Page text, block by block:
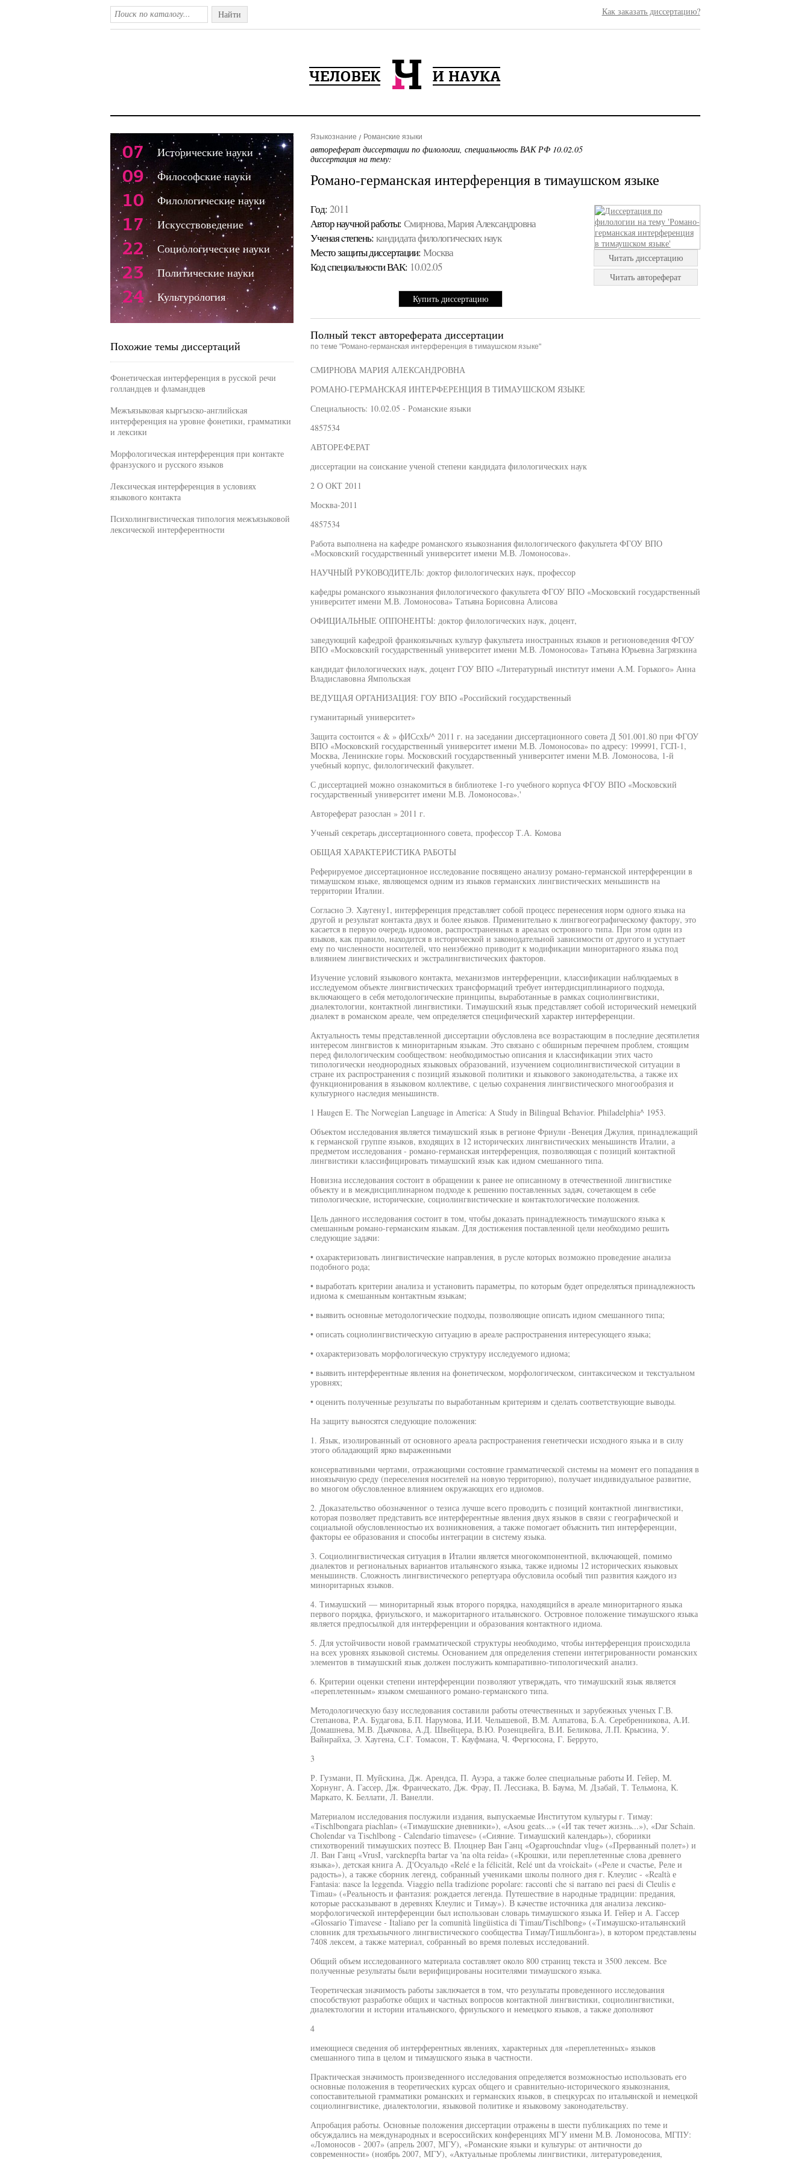
Найти Как заказать диссертацию?
Языкознание Романские языки
автореферат диссертации по филологии, специальность ВАК РФ 10.02.05
диссертация на тему:
Романо-германская интерференция в тимаушском языке
Год: 2011
Автор научной работы: Смирнова, Мария Александровна
Ученая cтепень: кандидата филологических наук
Место защиты диссертации: Москва
Код cпециальности ВАК: 10.02.05
Купить диссертацию
Читать диссертацию
Читать автореферат
Полный текст автореферата диссертации
по теме "Романо-германская интерференция в тимаушском языке"
СМИРНОВА МАРИЯ АЛЕКСАНДРОВНА
РОМАНО-ГЕРМАНСКАЯ ИНТЕРФЕРЕНЦИЯ В ТИМАУШСКОМ ЯЗЫКЕ
Специальность: 10.02.05 - Романские языки
4857534
АВТОРЕФЕРАТ
диссертации на соискание ученой степени кандидата филологических наук
2 О ОКТ 2011
Москва-2011
4857534
Работа выполнена на кафедре романского языкознания филологического факультета ФГОУ ВПО
«Московский государственный университет имени М.В. Ломоносова».
НАУЧНЫЙ РУКОВОДИТЕЛЬ: доктор филологических наук, профессор
кафедры романского языкознания филологического факультета ФГОУ ВПО «Московский государственный
университет имени М.В. Ломоносова» Татьяна Борисовна Алисова
ОФИЦИАЛЬНЫЕ ОППОНЕНТЫ: доктор филологических наук, доцент,
заведующий кафедрой франкоязычных культур факультета иностранных языков и регионоведения ФГОУ
ВПО «Московский государственный университет имени М.В. Ломоносова» Татьяна Юрьевна Загрязкина
кандидат филологических наук, доцент ГОУ ВПО «Литературный институт имени A.M. Горького» Анна
Владиславовна Ямпольская
ВЕДУЩАЯ ОРГАНИЗАЦИЯ: ГОУ ВПО «Российский государственный
гуманитарный университет»
Защита состоится « & » фИСсхЬ/^ 2011 г. на заседании диссертационного совета Д 501.001.80 при ФГОУ
ВПО «Московский государственный университет имени М.В. Ломоносова» по адресу: 199991, ГСП-1,
Москва, Ленинские горы. Московский государственный университет имени М.В. Ломоносова, 1-й
учебный корпус, филологический факультет.
С диссертацией можно ознакомиться в библиотеке 1-го учебного корпуса ФГОУ ВПО «Московский
государственный университет имени М.В. Ломоносова».'
Автореферат разослан » 2011 г.
Ученый секретарь диссертационного совета, профессор Т.А. Комова
ОБЩАЯ ХАРАКТЕРИСТИКА РАБОТЫ
Реферируемое диссертационное исследование посвящено анализу романо-германской интерференции в
тимаушском языке, являющемся одним из языков германских лингвистических меньшинств на
территории Италии.
Согласно Э. Хаугену1, интерференция представляет собой процесс перенесения норм одного языка на
другой и результат контакта двух и более языков. Применительно к лингвогеографическому фактору, это
касается в первую очередь идиомов, распространенных в ареалах островного типа. При этом один из
языков, как правило, находится в исторической и законодательной зависимости от другого и уступает
ему по численности носителей, что неизбежно приводит к модификации миноритарного языка под
влиянием лингвистических и экстралингвистических факторов.
Изучение условий языкового контакта, механизмов интерференции, классификации наблюдаемых в
исследуемом объекте лингвистических трансформаций требует интердисциплинариого подхода,
включающего в себя методологические принципы, выработанные в рамках социолингвистики,
диалектологии, контактной лингвистики. Тимаушский язык представляет собой исторический немецкий
диалект в романском ареале, чем определяется специфический характер интерференции.
Актуальность темы представленной диссертации обусловлена все возрастающим в последние десятилетия
интересом лингвистов к миноритарным языкам. Это связано с обширным перечнем проблем, стоящим
перед филологическим сообществом: необходимостью описания и классификации этих часто
типологически неоднородных языковых образований, изучением социолингвистической ситуации в
стране их распространения с позиций языковой политики и языкового законодательства, а также их
функционирования в языковом коллективе, с целью сохранения лингвистического многообразия и
культурного наследия меньшинств.
1 Haugen E. The Norwegian Language in America: A Study in Bilingual Behavior. Philadelphia^ 1953.
Объектом исследования является тимаушский язык в регионе Фриули -Венеция Джулия, принадлежащий
к германской группе языков, входящих в 12 исторических лингвистических меньшинств Италии, а
предметом исследования - романо-германская интерференция, позволяющая с позиций контактной
лингвистики классифицировать тимаушский язык как идиом смешанного типа.
Новизна исследования состоит в обращении к ранее не описанному в отечественной лингвистике
объекту и в междисциплинарном подходе к решению поставленных задач, сочетающем в себе
типологические, исторические, социолингвистические и контактологические положения.
Цель данного исследования состоит в том, чтобы доказать принадлежность тимаушского языка к
смешанным романо-германским языкам. Для достижения поставленной цели необходимо решить
следующие задачи:
• охарактеризовать лингвистические направления, в русле которых возможно проведение анализа
подобного рода;
• выработать критерии анализа и установить параметры, по которым будет определяться принадлежность
идиома к смешанным контактным языкам;
• выявить основные методологические подходы, позволяющие описать идиом смешанного типа;
• описать социолингвистическую ситуацию в ареале распространения интересующего языка;
• охарактеризовать морфологическую структуру исследуемого идиома;
• выявить интерферентные явления на фонетическом, морфологическом, синтаксическом и текстуальном
уровнях;
• оценить полученные результаты по выработанным критериям и сделать соответствующие выводы.
На защиту выносятся следующие положения:
1. Язык, изолированный от основного ареала распространения генетически исходного языка и в силу
этого обладающий ярко выраженными
консервативными чертами, отражающими состояние грамматической системы на момент его попадания в
иноязычную среду (переселения носителей на новую территорию), получает индивидуальное развитие,
во многом обусловленное влиянием окружающих его идиомов.
2. Доказательство обозначенног о тезиса лучше всего проводить с позиций контактной лингвистики,
которая позволяет представить все интерферентные явления двух языков в связи с географической и
социальной обусловленностью их возникновения, а также помогает объяснить тип интерференции,
факторы ее образования и способы интеграции в систему языка.
3. Социолингвистическая ситуация в Италии является многокомпонентной, включающей, помимо
диалектов и региональных вариантов итальянского языка, также идиомы 12 исторических языковых
меньшинств. Сложность лингвистического репертуара обусловила особый тип развития каждого из
миноритарных языков.
4. Тимаушский — миноритарный язык второго порядка, находящийся в ареале миноритарного языка
первого порядка, фриульского, и мажоритарного итальянского. Островное положение тимаушского языка
является предпосылкой для интерференции и образования контактного идиома.
5. Для устойчивости новой грамматической структуры необходимо, чтобы интерференция происходила
на всех уровнях языковой системы. Основанием для определения степени интегрированности романских
элементов в тимаушский язык должен послужить компаративно-типологический анализ.
6. Критерии оценки степени интерференции позволяют утверждать, что тимаушский язык является
«переплетенным» языком смешанного романо-германского типа.
Методологическую базу исследования составили работы отечественных и зарубежных ученых Г.В.
Степанова, P.A. Будагова, Б.П. Нарумова, И.И. Челышевой, В.М. Алпатова, Б.А. Серебренникова, А.И.
Домашнева, М.В. Дьячкова, А.Д. Швейцера, В.Ю. Розенцвейга, В.И. Беликова, Л.П. Крысина, У.
Вайнрайха, Э. Хаугена, С.Г. Томасон, Т. Кауфмана, Ч. Фергюсона, Г. Берруто,
3
Р. Гузмани, П. Муйскина, Дж. Арендса, П. Ауэра, а также более специальные работы И. Гейер, М.
Хорнунг, А. Гассер, Дж. Фраическато, Дж. Фрау, П. Лессиака, В. Баума, М. Дзабай, Т. Тельмона, К.
Маркато, К. Беллати, Л. Ванелли.
Материалом исследования послужили издания, выпускаемые Институтом культуры г. Тимау:
«Tischlbongara piachlan» («Тимаушские дневники»), «Asou geats...» («И так течет жизнь...»), «Dar Schain.
Cholendar va Tischlbong - Calendario timavese» («Сияние. Тимаушский календарь»), сбориики
стихотворений тимаушских поэтесс В. Плоцнер Ван Ганц «Ogaprouchndar vlug» («Прерванный полет») и
Л. Ван Ганц «VrusI, varcknepfta bartar va 'na olta reida» («Крошки, или переплетенные слова древнего
языка»), детская книга А. Д'Осуальдо «Relé е la félicitât, Relé unt da vroickait» («Реле и счастье, Реле и
радость»), а также сборник легенд, собранный учениками школы полного дня г. Клеулис - «Realtà е
Fantasia: nasce la leggenda. Viaggio nella tradizione popolare: racconti che si narrano nei paesi di Cleulis e
Timau» («Реальность и фантазия: рождается легенда. Путешествие в народные традиции: предания,
которые рассказывают в деревнях Клеулис и Тимау»). В качестве источника для анализа лексико-
морфологической интерференции был использован словарь тимаушского языка И. Гейер и А. Гассер
«Glossario Timavese - Italiano per la comunità lingüistica di Timau/Tischlbong» («Тимаушско-итальянский
словник для трехъязычного лингвистического сообщества Тимау/Тишльбонга»), в котором представлены
7408 лексем, а также материал, собранный во время полевых исследований.
Общий объем исследованного материала составляет около 800 страниц текста и 3500 лексем. Все
полученные результаты были верифицированы носителями тимаушского языка.
Теоретическая значимость работы заключается в том, что результаты проведенного исследования
способствуют разработке общих и частных вопросов контактной лингвистики, социолингвистики,
диалектологии и истории итальянского, фриульского и немецкого языков, а также дополняют
4
имеющиеся сведения об интерферентных явлениях, характерных для «переплетенных» языков
смешанного типа в целом и тимаушского языка в частности.
Практическая значимость произведенного исследования определяется возможностью использовать его
основные положения в теоретических курсах общего и сравнительно-исторического языкознания,
сопоставительной грамматики романских и германских языков, в спецкурсах по итальянской и немецкой
социолингвистике, диалектологии, языковой политике и языковому законодательству.
Апробация работы. Основные положения диссертации отражены в шести публикациях по теме и
обсуждались на международных и всероссийских конференциях МГУ имени М.В. Ломоносова, МГПУ:
«Ломоносов - 2007» (апрель 2007, МГУ), «Романские языки и культуры: от античности до
современности» (ноябрь 2007, МГУ), «Актуальные проблемы лингвистики, литературоведения,
07 Исторические науки
09 Философские науки
10 Филологические науки
17 Искусствоведение
22 Социологические науки
23 Политические науки
24 Культурология
Похожие темы диссертаций
Фонетическая интерференция в русской речи
голландцев и фламандцев
Межъязыковая кыргызско-английская
интерференция на уровне фонетики, грамматики
и лексики
Морфологическая интерференция при контакте
франзуского и русского языков
Лексическая интерференция в условиях
языкового контакта
Психолингвистическая типология межъязыковой
лексической интерферентности